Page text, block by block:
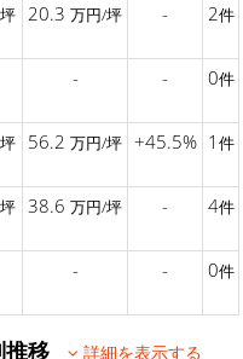
坪 20.3 万円/坪 - 2件
- - 0件
坪 56.2 万円/坪 +45.5% 1 件
坪 38.6 万円/坪 - 4件
- - 0件
推移 詳細を表示する